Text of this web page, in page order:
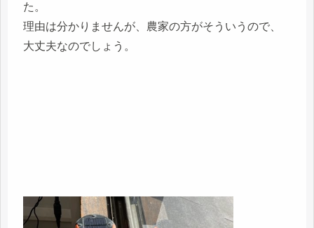
た。
理由は分かりませんが、農家の方がそういうので、
大丈夫なのでしょう。